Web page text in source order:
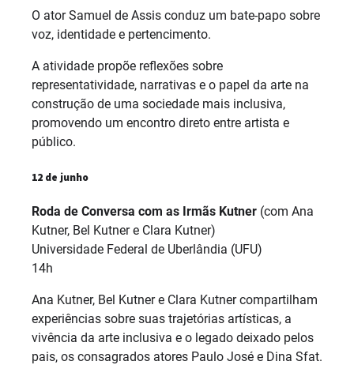
O ator Samuel de Assis conduz um bate-papo sobre
voz, identidade e pertencimento.
A atividade propõe reflexões sobre
representatividade, narrativas e o papel da arte na
construção de uma sociedade mais inclusiva,
promovendo um encontro direto entre artista e
público.
12 de junho
Roda de Conversa com as Irmãs Kutner (com Ana
Kutner, Bel Kutner e Clara Kutner)
Universidade Federal de Uberlândia (UFU)
14h
Ana Kutner, Bel Kutner e Clara Kutner compartilham
experiências sobre suas trajetórias artísticas, a
vivência da arte inclusiva e o legado deixado pelos
pais, os consagrados atores Paulo José e Dina Sfat.